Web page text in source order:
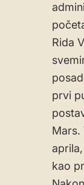
Rida
prvi
Mars.
kao